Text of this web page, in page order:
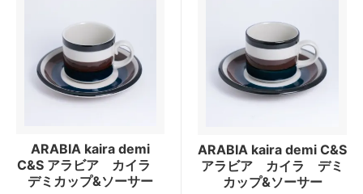
ARABIA kaira demi
C&S アラビア カイラ
デミカップ&ソーサー
ARABIA kaira demi C&S
アラビア カイラ デミ
カップ&ソーサー